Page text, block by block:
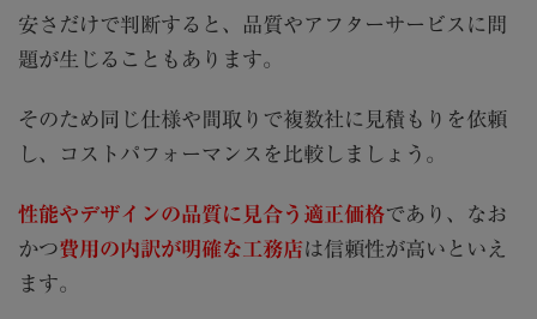
安さだけで判断すると、品質やアフターサービスに問
題が生じることもあります。
そのため同じ仕様や間取りで複数社に見積もりを依頼
し、コストパフォーマンスを比較しましょう。
性能やデザインの品質に見合う適正価格であり、なお
かつ費用の内訳が明確な工務店は信頼性が高いといえ
ます。